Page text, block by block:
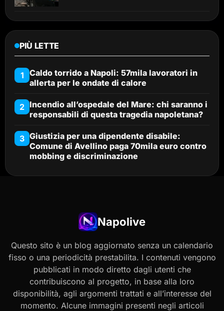
PIÙ LETTE
1 Caldo torrido a Napoli: 57mila lavoratori in
allerta per le ondate di calore
2 Incendio all’ospedale del Mare: chi saranno i
responsabili di questa tragedia napoletana?
3 Giustizia per una dipendente disabile:
Comune di Avellino paga 70mila euro contro
mobbing e discriminazione
Napolive
Questo sito è un blog aggiornato senza un calendario
fisso o una periodicità prestabilita. I contenuti vengono
pubblicati in modo diretto dagli utenti che
contribuiscono al progetto, in base alla loro
disponibilità, agli argomenti trattati e all’interesse del
momento. Alcune immagini presenti negli articoli